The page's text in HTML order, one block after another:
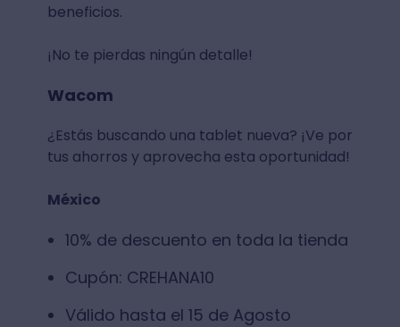
beneficios.
¡No te pierdas ningún detalle!
Wacom
¿Estás buscando una tablet nueva? ¡Ve por
tus ahorros y aprovecha esta oportunidad!
México
10% de descuento en toda la tienda
Cupón: CREHANA10
Válido hasta el 15 de Agosto